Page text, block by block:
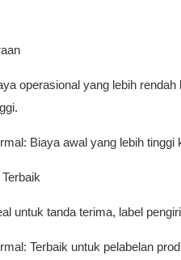
operasional yang lebih
Biaya awal yang lebih
untuk tanda terima, label
Terbaik untuk pelabelan